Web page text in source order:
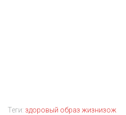
Теги: здоровый образ жизнизож